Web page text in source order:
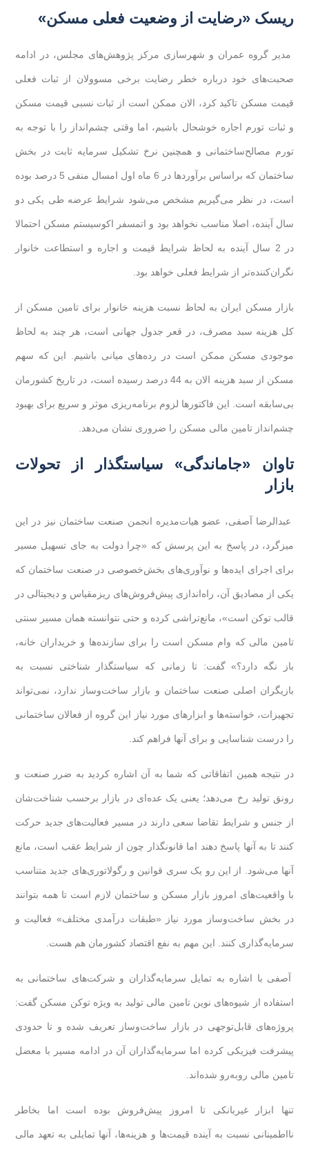
ریسک «رضایت از وضعیت فعلی مسکن»
مدیر گروه عمران و شهرسازی مرکز پژوهش‌های مجلس، در ادامه
صحبت‌های خود درباره خطر رضایت برخی مسوولان از ثبات فعلی
قیمت مسکن تاکید کرد، الان ممکن است از ثبات نسبی قیمت مسکن
و ثبات تورم اجاره خوشحال باشیم، اما وقتی چشم‌انداز را با توجه به
تورم مصالح‌ساختمانی و همچنین نرخ تشکیل سرمایه‌ ثابت در بخش
ساختمان که براساس برآوردها در 6 ماه اول امسال منفی 5 درصد بوده
است، در نظر می‌گیریم مشخص می‌شود شرایط عرضه طی یکی دو
سال آینده، اصلا مناسب نخواهد بود و اتمسفر اکوسیستم مسکن احتمالا
در 2 سال آینده به لحاظ شرایط قیمت‌ و اجاره و استطاعت خانوار
نگران‌کننده‌تر از شرایط فعلی خواهد بود.
بازار مسکن ایران به لحاظ نسبت هزینه خانوار برای تامین مسکن از
کل هزینه سبد مصرف، در قعر جدول جهانی است، هر چند به لحاظ
موجودی مسکن ممکن است در رده‌های میانی باشیم. این که سهم
مسکن از سبد هزینه الان به 44 درصد رسیده است، در تاریخ کشورمان
بی‌سابقه است. این فاکتورها لزوم برنامه‌ریزی موثر و سریع برای بهبود
چشم‌انداز تامین مالی مسکن را ضروری نشان می‌دهد.
تاوان «جاماندگی» سیاستگذار از تحولات
بازار
عبدالرضا آصفی، عضو هیات‌‌مدیره انجمن صنعت ساختمان نیز در این
میزگرد، در پاسخ به این پرسش که «چرا دولت به جای تسهیل مسیر
برای اجرای ایده‌‌ها و نوآوری‌های بخش‌خصوصی در صنعت ساختمان که
یکی از مصادیق آن، راه‌اندازی پیش‌فروش‌های ریزمقیاس و دیجیتالی در
قالب توکن است»، مانع‌تراشی کرده و حتی نتوانسته همان مسیر سنتی
تامین مالی که وام مسکن است را برای سازنده‌ها و خریداران خانه،
باز نگه دارد؟» گفت: تا زمانی که سیاستگذار شناختی نسبت به
بازیگران اصلی صنعت ساختمان و بازار ساخت‌وساز ندارد، نمی‌تواند
تجهیزات، خواسته‌ها و ابزارهای مورد نیاز این گروه از فعالان ساختمانی
را درست شناسایی و برای آنها فراهم کند.
در نتیجه همین اتفاقاتی که شما به آن اشاره کردید به ضرر صنعت و
رونق تولید رخ می‌دهد؛ یعنی یک عده‌ای در بازار برحسب شناخت‌شان
از جنس و شرایط تقاضا سعی دارند در مسیر فعالیت‌های جدید حرکت
کنند تا به آنها پاسخ دهند اما قانونگذار چون از شرایط عقب است، مانع
آنها می‌شود. از این رو یک سری قوانین و رگولاتوری‌های جدید متناسب
با واقعیت‌های امروز بازار مسکن و ساختمان لازم است تا همه بتوانند
در بخش ساخت‌وساز مورد نیاز «طبقات درآمدی مختلف» فعالیت و
سرمایه‌گذاری کنند. این مهم به نفع اقتصاد کشورمان هم هست.
آصفی با اشاره به تمایل سرمایه‌گذاران و شرکت‌های ساختمانی به
استفاده از شیوه‌های نوین تامین مالی تولید به ویژه توکن مسکن گفت:
پروژه‌های قابل‌توجهی در بازار ساخت‌وساز تعریف شده و تا حدودی
پیشرفت فیزیکی کرده اما سرمایه‌گذاران آن در ادامه مسیر با معضل
تامین مالی روبه‌رو شده‌اند.
تنها ابزار غیربانکی تا امروز پیش‌فروش بوده است اما بخاطر
نااطمینانی نسبت به آینده قیمت‌ها و هزینه‌‌ها، آنها تمایلی به تعهد مالی